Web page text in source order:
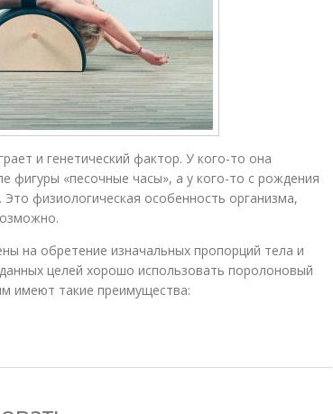
и генетический фактор. У кого-то она
фигуры «песочные часы», а у кого-то с рождения
физиологическая особенность организма,
на обретение изначальных пропорций тела и
целей хорошо использовать поролоновый
имеют такие преимущества: